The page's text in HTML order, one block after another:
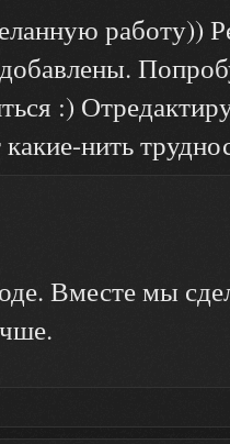
работу))
:)
какие-нить
Вместе мы